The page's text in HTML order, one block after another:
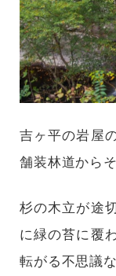
吉ヶ平の岩屋
舗装林道から
杉の木立が途
に緑の苔に覆
転がる不思議